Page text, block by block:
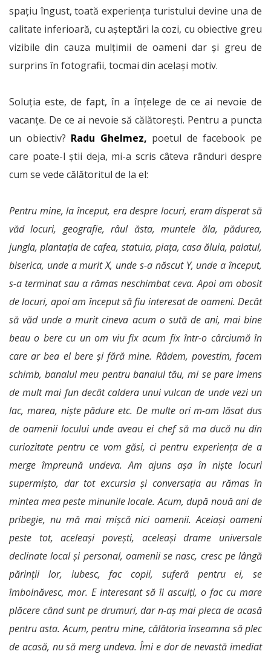
spațiu îngust, toată experiența turistului devine una de
calitate inferioară, cu așteptări la cozi, cu obiective greu
vizibile din cauza mulțimii de oameni dar și greu de
surprins în fotografii, tocmai din același motiv.
Soluția este, de fapt, în a înțelege de ce ai nevoie de
vacanțe. De ce ai nevoie să călătorești. Pentru a puncta
un obiectiv? Radu Ghelmez, poetul de facebook pe
care poate-l știi deja, mi-a scris câteva rânduri despre
cum se vede călătoritul de la el:
Pentru mine, la început, era despre locuri, eram disperat să
văd locuri, geografie, râul ăsta, muntele ăla, pădurea,
jungla, plantația de cafea, statuia, piața, casa ăluia, palatul,
biserica, unde a murit X, unde s-a născut Y, unde a început,
s-a terminat sau a rămas neschimbat ceva. Apoi am obosit
de locuri, apoi am început să fiu interesat de oameni. Decât
să văd unde a murit cineva acum o sută de ani, mai bine
beau o bere cu un om viu fix acum fix într-o cârciumă în
care ar bea el bere și fără mine. Râdem, povestim, facem
schimb, banalul meu pentru banalul tău, mi se pare imens
de mult mai fun decât caldera unui vulcan de unde vezi un
lac, marea, niște pădure etc. De multe ori m-am lăsat dus
de oamenii locului unde aveau ei chef să ma ducă nu din
curiozitate pentru ce vom găsi, ci pentru experiența de a
merge împreună undeva. Am ajuns așa în niște locuri
supermișto, dar tot excursia și conversația au rămas în
mintea mea peste minunile locale. Acum, după nouă ani de
pribegie, nu mă mai mișcă nici oamenii. Aceiași oameni
peste tot, aceleași povești, aceleași drame universale
declinate local și personal, oamenii se nasc, cresc pe lângă
părinții lor, iubesc, fac copii, suferă pentru ei, se
îmbolnăvesc, mor. E interesant să îi asculți, o fac cu mare
plăcere când sunt pe drumuri, dar n-aș mai pleca de acasă
pentru asta. Acum, pentru mine, călătoria înseamna să plec
de acasă, nu să merg undeva. Îmi e dor de nevastă imediat